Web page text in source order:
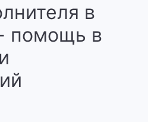
в
помощь в